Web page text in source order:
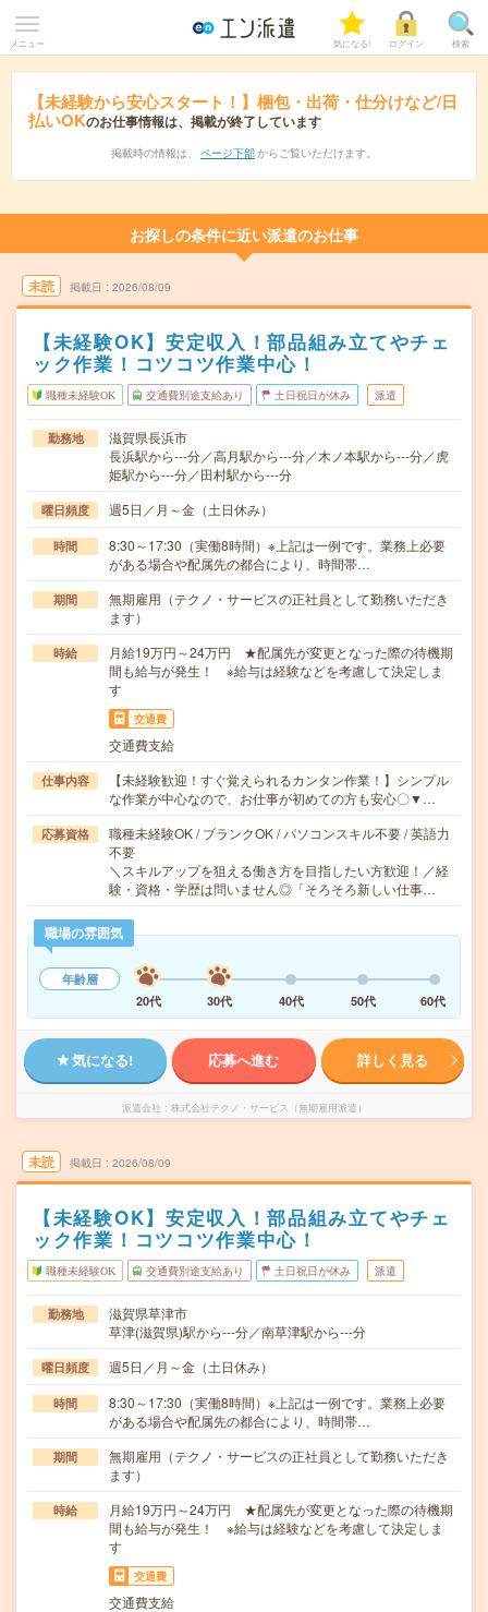
メニュー 気になる! ログイン 検索
【未経験から安心スタート！】梱包・出荷・仕分けなど/日
払いOKのお仕事情報は、掲載が終了しています
掲載時の情報は、 ページ下部 からご覧いただけます。
お探しの条件に近い派遣のお仕事
未読 掲載日 2026/08/09
【未経験OK】安定収入！部品組み立てやチェ
ック作業！コツコツ作業中心！
職種未経験OK 交通費別途支給あり 土日祝日が休み 派遣
勤務地
滋賀県長浜市
長浜駅から---分／高月駅から---分／木ノ本駅から---分／虎
姫駅から---分／田村駅から---分
曜日頻度 週5日／月～金（土日休み）
時間
8:30～17:30（実働8時間）※上記は一例です。業務上必要
がある場合や配属先の都合により、時間帯…
期間
無期雇用（テクノ・サービスの正社員として勤務いただき
ます）
時給
月給19万円～24万円 ★配属先が変更となった際の待機期
間も給与が発生！ ※給与は経験などを考慮して決定しま
す
交通費
交通費支給
仕事内容
【未経験歓迎！すぐ覚えられるカンタン作業！】シンプル
な作業が中心なので、お仕事が初めての方も安心〇▼…
応募資格
職種未経験OK / ブランクOK / パソコンスキル不要 / 英語力
不要
＼スキルアップを狙える働き方を目指したい方歓迎！／経
験・資格・学歴は問いません◎「そろそろ新しい仕事…
職場の雰囲気
年齢層
20代
30代 40代 50代 60代
気になる! 応募へ進む 詳しく見る
派遣会社 株式会社テクノ・サービス（無期雇用派遣）
未読 掲載日 2026/08/09
【未経験OK】安定収入！部品組み立てやチェ
ック作業！コツコツ作業中心！
職種未経験OK 交通費別途支給あり 土日祝日が休み 派遣
勤務地
滋賀県草津市
草津(滋賀県)駅から---分／南草津駅から---分
曜日頻度 週5日／月～金（土日休み）
時間
8:30～17:30（実働8時間）※上記は一例です。業務上必要
がある場合や配属先の都合により、時間帯…
期間
無期雇用（テクノ・サービスの正社員として勤務いただき
ます）
時給
月給19万円～24万円 ★配属先が変更となった際の待機期
間も給与が発生！ ※給与は経験などを考慮して決定しま
す
交通費
交通費支給